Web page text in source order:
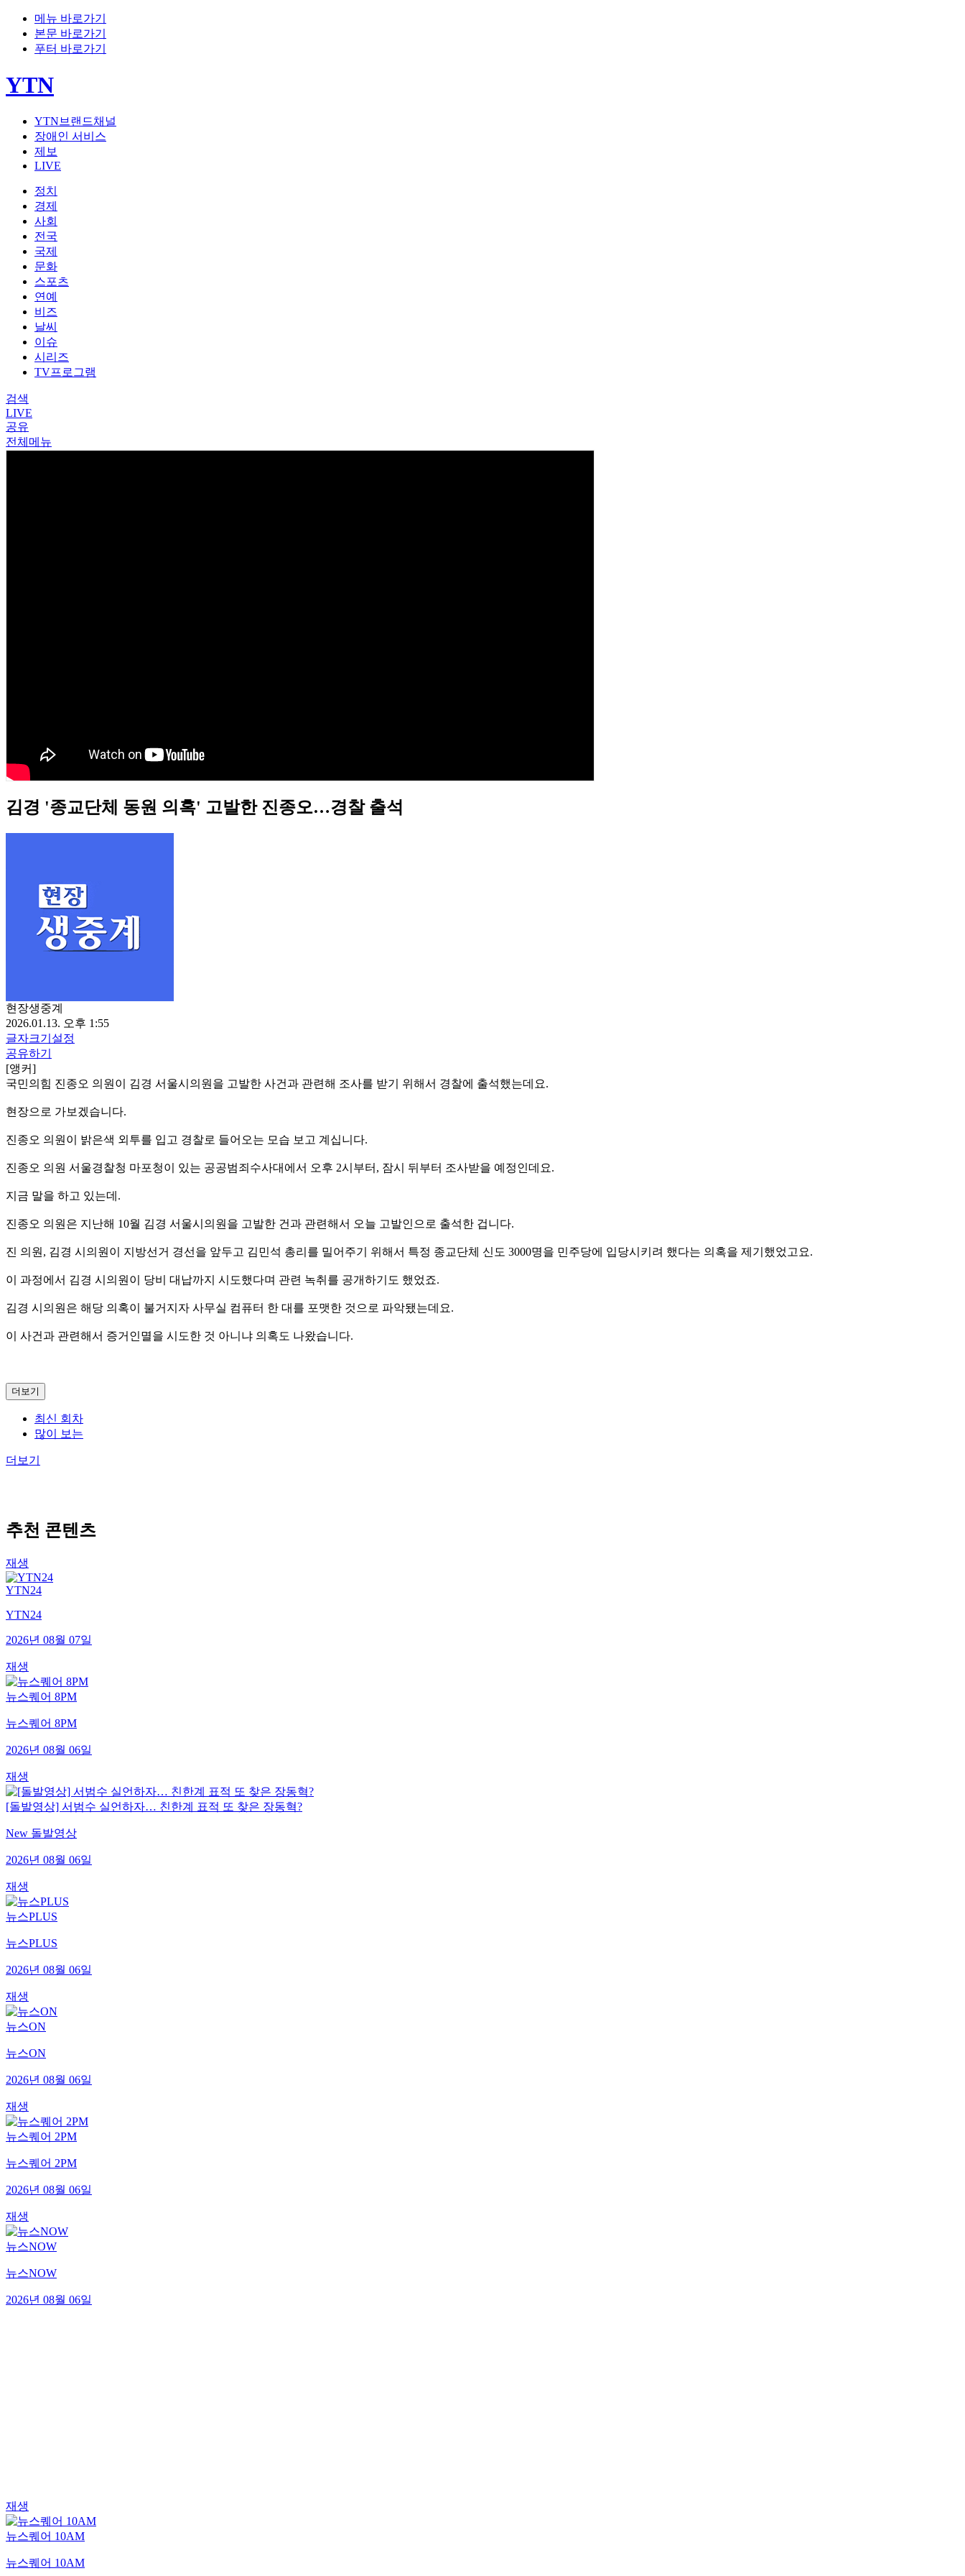
메뉴 바로가기
본문 바로가기
푸터 바로가기
YTN
YTN브랜드채널
장애인 서비스
제보
LIVE
정치
경제
사회
전국
국제
문화
스포츠
연예
비즈
날씨
이슈
시리즈
TV프로그램
검색
LIVE
공유
전체메뉴
김경 '종교단체 동원 의혹' 고발한 진종오…경찰 출석
현장생중계
2026.01.13. 오후 1:55
글자크기설정
공유하기
[앵커]
국민의힘 진종오 의원이 김경 서울시의원을 고발한 사건과 관련해 조사를 받기 위해서 경찰에 출석했는데요.
현장으로 가보겠습니다.
진종오 의원이 밝은색 외투를 입고 경찰로 들어오는 모습 보고 계십니다.
진종오 의원 서울경찰청 마포청이 있는 공공범죄수사대에서 오후 2시부터, 잠시 뒤부터 조사받을 예정인데요.
지금 말을 하고 있는데.
진종오 의원은 지난해 10월 김경 서울시의원을 고발한 건과 관련해서 오늘 고발인으로 출석한 겁니다.
진 의원, 김경 시의원이 지방선거 경선을 앞두고 김민석 총리를 밀어주기 위해서 특정 종교단체 신도 3000명을 민주당에 입당시키려 했다는 의혹을 제기했었고요.
이 과정에서 김경 시의원이 당비 대납까지 시도했다며 관련 녹취를 공개하기도 했었죠.
김경 시의원은 해당 의혹이 불거지자 사무실 컴퓨터 한 대를 포맷한 것으로 파악됐는데요.
이 사건과 관련해서 증거인멸을 시도한 것 아니냐 의혹도 나왔습니다.
더보기
최신 회차
많이 보는
더보기
추천 콘텐츠
재생
YTN24
YTN24
2026년 08월 07일
재생
뉴스퀘어 8PM
뉴스퀘어 8PM
2026년 08월 06일
재생
[돌발영상] 서범수 실언하자… 친한계 표적 또 찾은 장동혁?
New 돌발영상
2026년 08월 06일
재생
뉴스PLUS
뉴스PLUS
2026년 08월 06일
재생
뉴스ON
뉴스ON
2026년 08월 06일
재생
뉴스퀘어 2PM
뉴스퀘어 2PM
2026년 08월 06일
재생
뉴스NOW
뉴스NOW
2026년 08월 06일
재생
뉴스퀘어 10AM
뉴스퀘어 10AM